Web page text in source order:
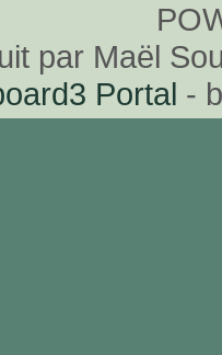
par Maël
Portal -